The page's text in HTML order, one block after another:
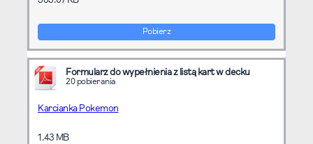
Pobierz
Formularz do wypełnienia z listą kart w decku
20 pobierania
Karcianka Pokemon
1.43 MB